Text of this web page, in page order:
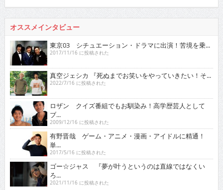
オススメインタビュー
東京03 シチュエーション・ドラマに出演！苦境を乗...
2017/11/16 に投稿された
真空ジェシカ 『死ぬまでお笑いをやっていきたい！そ...
2022/7/16 に投稿された
ロザン クイズ番組でもお馴染み！高学歴芸人として
ブ...
2009/12/16 に投稿された
有野晋哉 ゲーム・アニメ・漫画・アイドルに精通！
単...
2017/5/16 に投稿された
ゴー☆ジャス 『夢が叶うというのは直線ではなくい
ろ...
2021/11/16 に投稿された